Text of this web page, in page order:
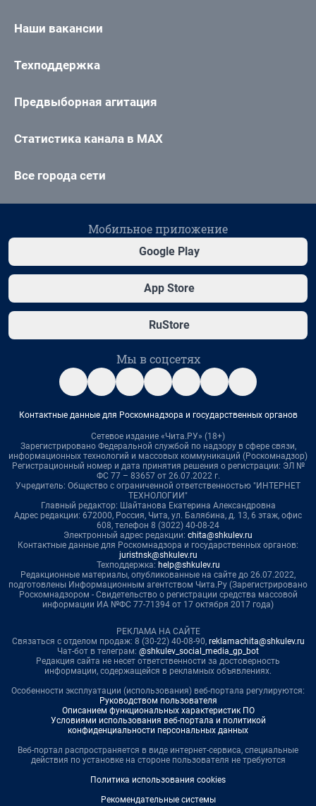
Наши вакансии
Техподдержка
Предвыборная агитация
Статистика канала в MAX
Все города сети
Мобильное приложение
Google Play
App Store
RuStore
Мы в соцсетях
Контактные данные для Роскомнадзора и государственных органов
Сетевое издание «Чита.РУ» (18+)
Зарегистрировано Федеральной службой по надзору в сфере связи,
информационных технологий и массовых коммуникаций (Роскомнадзор)
Регистрационный номер и дата принятия решения о регистрации: ЭЛ №
ФС 77 – 83657 от 26.07.2022 г.
Учредитель: Общество с ограниченной ответственностью "ИНТЕРНЕТ
ТЕХНОЛОГИИ"
Главный редактор: Шайтанова Екатерина Александровна
Адрес редакции: 672000, Россия, Чита, ул. Балябина, д. 13, 6 этаж, офис
608, телефон 8 (3022) 40-08-24
Электронный адрес редакции: chita@shkulev.ru
Контактные данные для Роскомнадзора и государственных органов:
juristnsk@shkulev.ru
Техподдержка: help@shkulev.ru
Редакционные материалы, опубликованные на сайте до 26.07.2022,
подготовлены Информационным агентством Чита.Ру (Зарегистрировано
Роскомнадзором - Свидетельство о регистрации средства массовой
информации ИА №ФС 77-71394 от 17 октября 2017 года)
РЕКЛАМА НА САЙТЕ
Связаться с отделом продаж: 8 (30-22) 40-08-90, reklamachita@shkulev.ru
Чат-бот в телеграм: @shkulev_social_media_gp_bot
Редакция сайта не несет ответственности за достоверность
информации, содержащейся в рекламных объявлениях.
Особенности эксплуатации (использования) веб-портала регулируются:
Руководством пользователя
Описанием функциональных характеристик ПО
Условиями использования веб-портала и политикой
конфиденциальности персональных данных
Веб-портал распространяется в виде интернет-сервиса, специальные
действия по установке на стороне пользователя не требуются
Политика использования cookies
Рекомендательные системы